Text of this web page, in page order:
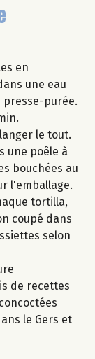
en
une eau
presse-purée.
le tout.
poêle à
bouchées au
l'emballage.
tortilla,
coupé dans
selon
de recettes
le Gers et